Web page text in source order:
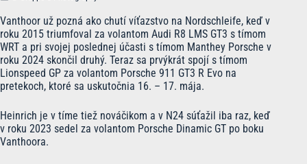
Vanthoor už pozná ako chutí víťazstvo na Nordschleife, keď v
roku 2015 triumfoval za volantom Audi R8 LMS GT3 s tímom
WRT a pri svojej poslednej účasti s tímom Manthey Porsche v
roku 2024 skončil druhý. Teraz sa prvýkrát spojí s tímom
Lionspeed GP za volantom Porsche 911 GT3 R Evo na
pretekoch, ktoré sa uskutočnia 16. – 17. mája.
Heinrich je v tíme tiež nováčikom a v N24 súťažil iba raz, keď
v roku 2023 sedel za volantom Porsche Dinamic GT po boku
Vanthoora.